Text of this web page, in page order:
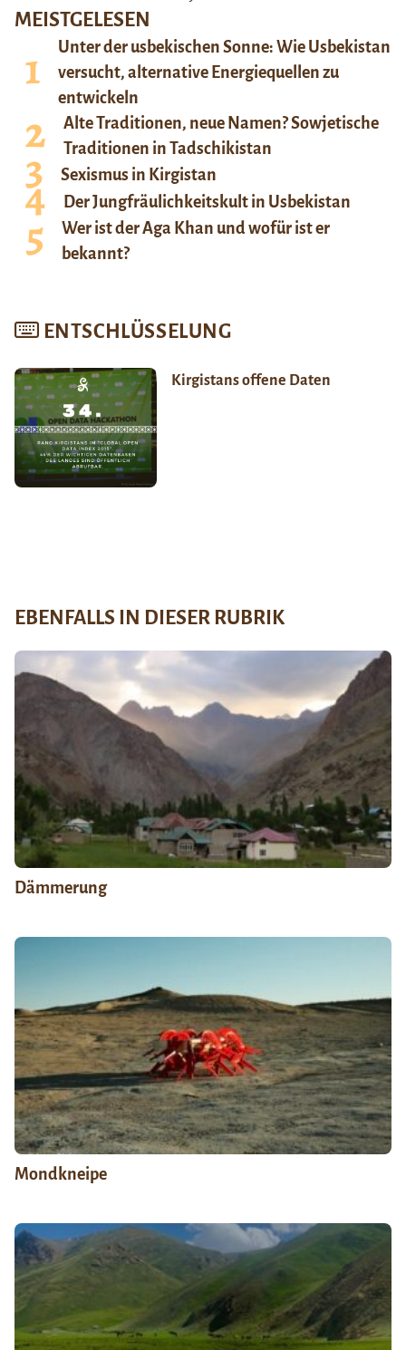
MEISTGELESEN
Unter der usbekischen Sonne: Wie Usbekistan
versucht, alternative Energiequellen zu
entwickeln
Alte Traditionen, neue Namen? Sowjetische
Traditionen in Tadschikistan
Sexismus in Kirgistan
Der Jungfräulichkeitskult in Usbekistan
Wer ist der Aga Khan und wofür ist er
bekannt?
ENTSCHLÜSSELUNG
Kirgistans offene Daten
EBENFALLS IN DIESER RUBRIK
Dämmerung
Mondkneipe